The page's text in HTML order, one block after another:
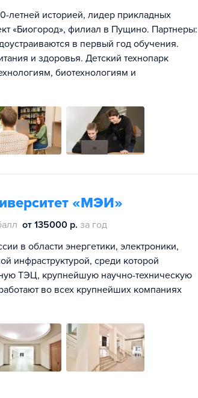
летней историей, лидер прикладных
«Биогород», филиал в Пущино. Партнеры:
в первый год обучения.
и здоровья. Детский технопарк
биотехнологиям и
«МЭИ»
от 135000 р. за год
в области энергетики, электроники,
инфраструктурой, среди которой
ТЭЦ, крупнейшую научно-техническую
во всех крупнейших компаниях